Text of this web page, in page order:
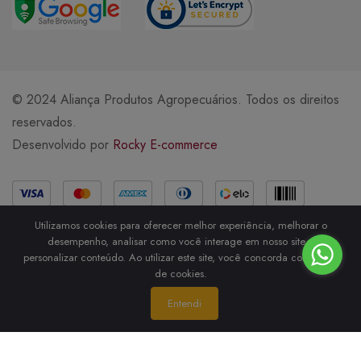
© 2024 Aliança Produtos Agropecuários. Todos os direitos
reservados.
Desenvolvido por Rocky E-commerce
Métodos de Pagamento
Utilizamos cookies para oferecer melhor experiência, melhorar o
desempenho, analisar como você interage em nosso site e
personalizar conteúdo. Ao utilizar este site, você concorda com o uso
de cookies.
Entendi